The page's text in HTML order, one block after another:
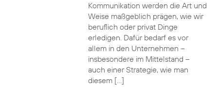
Kommunikation werden die Art und
Weise maßgeblich prägen, wie wir
beruflich oder privat Dinge
erledigen. Dafür bedarf es vor
allem in den Unternehmen –
insbesondere im Mittelstand –
auch einer Strategie, wie man
diesem […]